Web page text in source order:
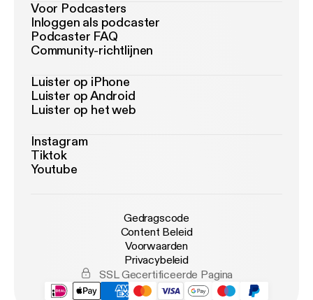
Voor Podcasters
Inloggen als podcaster
Podcaster FAQ
Community-richtlijnen
Luister op iPhone
Luister op Android
Luister op het web
Instagram
Tiktok
Youtube
Gedragscode
Content Beleid
Voorwaarden
Privacybeleid
SSL Gecertificeerde Pagina